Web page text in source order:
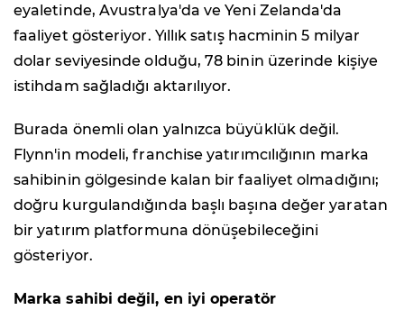
eyaletinde, Avustralya'da ve Yeni Zelanda'da
faaliyet gösteriyor. Yıllık satış hacminin 5 milyar
dolar seviyesinde olduğu, 78 binin üzerinde kişiye
istihdam sağladığı aktarılıyor.
Burada önemli olan yalnızca büyüklük değil.
Flynn'in modeli, franchise yatırımcılığının marka
sahibinin gölgesinde kalan bir faaliyet olmadığını;
doğru kurgulandığında başlı başına değer yaratan
bir yatırım platformuna dönüşebileceğini
gösteriyor.
Marka sahibi değil, en iyi operatör